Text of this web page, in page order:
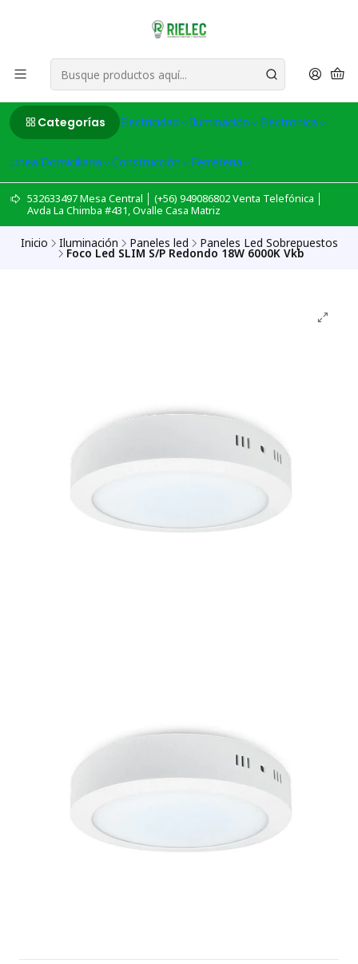
Categorías Electricidad Iluminación Electronica
Linea Domiciliaria Construcción Ferreteria
532633497 Mesa Central │ (+56) 949086802 Venta Telefónica │
Avda La Chimba #431, Ovalle Casa Matriz
Inicio Iluminación Paneles led Paneles Led Sobrepuestos
Foco Led SLIM S/P Redondo 18W 6000K Vkb